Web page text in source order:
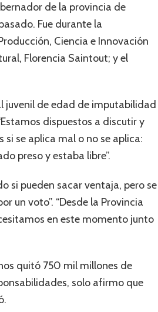
de la provincia de
Fue durante la
Ciencia e Innovación
Florencia Saintout; y el
juvenil de edad de imputabilidad
dispuestos a discutir y
si se aplica mal o no se aplica:
preso y estaba libre”.
si pueden sacar ventaja, pero se
un voto”. “Desde la Provincia
en este momento junto
quitó 750 mil millones de
solo afirmo que